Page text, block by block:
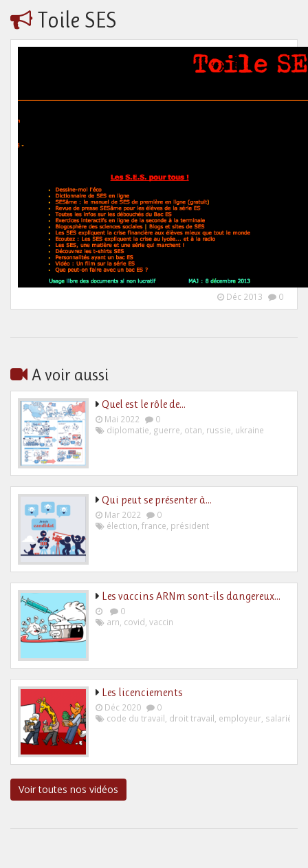
Toile SES
Déc 2013 0
A voir aussi
Quel est le rôle de…
Mai 2022
0
diplomatie guerre otan russie ukraine
Qui peut se présenter à…
Mar 2022
0
élection france président
Les vaccins ARNm sont-ils dangereux…
0
arn covid vaccin
Les licenciements
Déc 2020
0
code du travail droit travail employeur salarié
Voir toutes nos vidéos